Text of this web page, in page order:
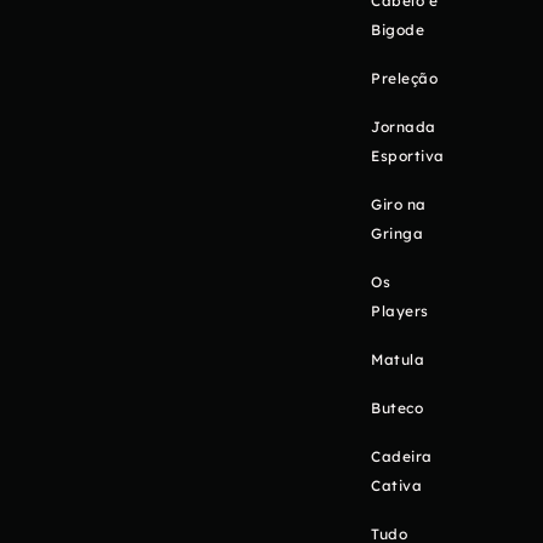
Bigode
Preleção
Jornada
Esportiva
Giro na
Gringa
Os
Players
Matula
Buteco
Cadeira
Cativa
Tudo